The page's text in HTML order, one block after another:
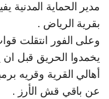
مدير الحماية المدنية
بقرية الرياض .
وعلى الفور انتقلت
يخمدوا الحريق قبل ان
أهالي القرية وقريه
عن باقي قش الأرز .